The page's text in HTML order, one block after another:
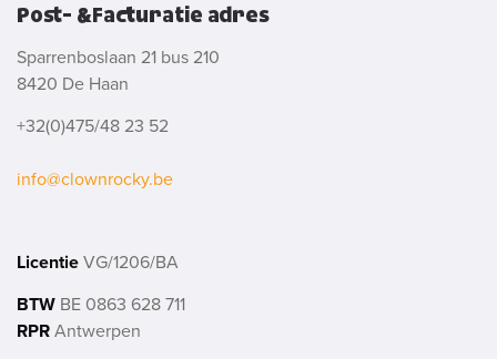
Post- &Facturatie adres
Sparrenboslaan 21 bus 210
8420 De Haan
+32(0)475/48 23 52
info@clownrocky.be
LicentieVG/1206/BA
BTW BE 0863 628 711
RPRAntwerpen